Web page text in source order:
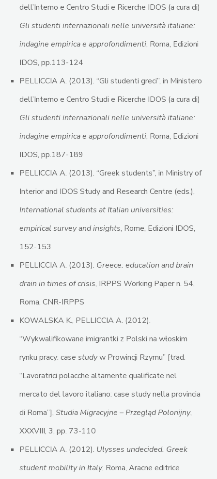
dell’Interno e Centro Studi e Ricerche IDOS (a cura di)
Gli studenti internazionali nelle università italiane:
indagine empirica e approfondimenti, Roma, Edizioni
IDOS, pp.113-124
PELLICCIA A. (2013). “Gli studenti greci”, in Ministero
dell’Interno e Centro Studi e Ricerche IDOS (a cura di)
Gli studenti internazionali nelle università italiane:
indagine empirica e approfondimenti, Roma, Edizioni
IDOS, pp.187-189
PELLICCIA A. (2013). “Greek students”, in Ministry of
Interior and IDOS Study and Research Centre (eds.),
International students at Italian universities:
empirical survey and insights, Rome, Edizioni IDOS,
152-153
PELLICCIA A. (2013). Greece: education and brain
drain in times of crisis, IRPPS Working Paper n. 54,
Roma, CNR-IRPPS
KOWALSKA K., PELLICCIA A. (2012).
“Wykwalifikowane imigrantki z Polski na włoskim
rynku pracy: case studyw Prowincji Rzymu” [trad.
“Lavoratrici polacche altamente qualificate nel
mercato del lavoro italiano: case study nella provincia
di Roma”], Studia Migracyjne – Przegląd Polonijny,
XXXVIII, 3, pp. 73-110
PELLICCIA A. (2012). Ulysses undecided. Greek
student mobility in Italy, Roma, Aracne editrice